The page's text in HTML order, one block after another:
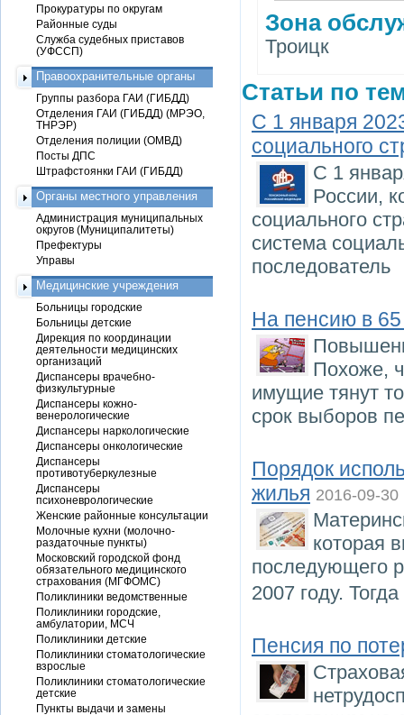
Зона
Троицк
Статьи по
С 1 января
социального
С 1
России,
социального
система
последователь
На пенсию в 65
Похоже,
имущие тянут
срок выборов
Порядок
жилья 2016-09-30
которая
последующего
2007 году.
Пенсия по
Прокуратуры по округам
Районные суды
Служба судебных приставов
(УФССП)
Правоохранительные органы
Группы разбора ГАИ (ГИБДД)
Отделения ГАИ (ГИБДД) (МРЭО,
ТНРЭР)
Отделения полиции (ОМВД)
Посты ДПС
Штрафстоянки ГАИ (ГИБДД)
Органы местного управления
Администрация муниципальных
округов (Муниципалитеты)
Префектуры
Управы
Медицинские учреждения
Больницы городские
Больницы детские
Дирекция по координации
деятельности медицинских
организаций
Диспансеры врачебно-
физкультурные
Диспансеры кожно-
венерологические
Диспансеры наркологические
Диспансеры онкологические
Диспансеры
противотуберкулезные
Диспансеры
психоневрологические
Женские районные консультации
Молочные кухни (молочно-
раздаточные пункты)
Московский городской фонд
обязательного медицинского
страхования (МГФОМС)
Поликлиники ведомственные
Поликлиники городские,
амбулатории, МСЧ
Поликлиники детские
Поликлиники стоматологические
взрослые
Поликлиники стоматологические
детские
Пункты выдачи и замены